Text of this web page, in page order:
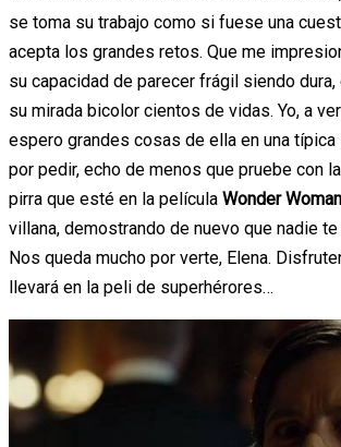
se toma su trabajo como si fuese una
acepta los grandes retos. Que me
su capacidad de parecer frágil siendo
su mirada bicolor cientos de vidas. Yo, a
espero grandes cosas de ella en una típica
por pedir, echo de menos que pruebe con
pirra que esté en la película Wonder
villana, demostrando de nuevo que nadie
Nos queda mucho por verte, Elena.
llevará en la peli de superhérores…